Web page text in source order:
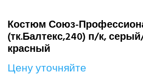
Костюм Союз-
(тк.Балтекс,240) п/к,
красный
Цену уточняйте